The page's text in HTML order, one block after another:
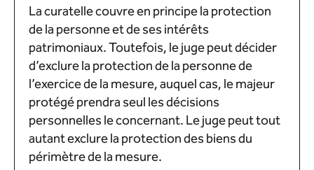
La curatelle couvre en principe la protection
de la personne et de ses intérêts
patrimoniaux. Toutefois, le juge peut décider
d’exclure la protection de la personne de
l’exercice de la mesure, auquel cas, le majeur
protégé prendra seul les décisions
personnelles le concernant. Le juge peut tout
autant exclure la protection des biens du
périmètre de la mesure.